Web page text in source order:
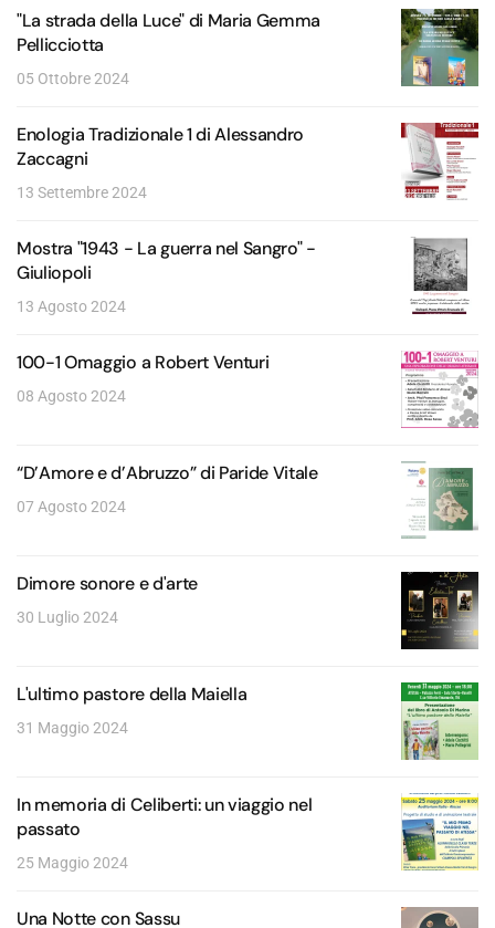
"La strada della Luce" di Maria Gemma
Pellicciotta
05 Ottobre 2024
Enologia Tradizionale 1 di Alessandro
Zaccagni
13 Settembre 2024
Mostra "1943 - La guerra nel Sangro" -
Giuliopoli
13 Agosto 2024
100-1 Omaggio a Robert Venturi
08 Agosto 2024
“D’Amore e d’Abruzzo” di Paride Vitale
07 Agosto 2024
Dimore sonore e d'arte
30 Luglio 2024
L'ultimo pastore della Maiella
31 Maggio 2024
In memoria di Celiberti: un viaggio nel
passato
25 Maggio 2024
Una Notte con Sassu